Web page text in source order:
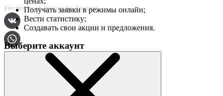
бесплатный звонок по России
О сервисе
Получать заявки в режимы онлайн;
Вести статистику;
Создавать свои акции и предложения.
Выберите аккаунт